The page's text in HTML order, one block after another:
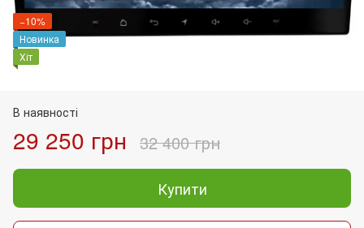
−10%
Новинка
Хіт
В наявності
29 250 грн 32 400 грн
Купити